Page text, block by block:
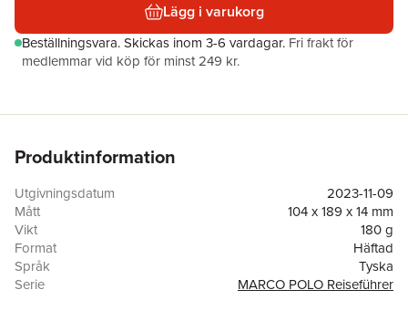
Lägg i varukorg
Beställningsvara.Skickas inom 3-6 vardagar. Fri frakt för
medlemmar vid köp för minst 249 kr.
Produktinformation
Utgivningsdatum
2023-11-09
Mått
104 x 189 x 14 mm
Vikt
180 g
Format
Häftad
Språk
Tyska
Serie
MARCO POLO Reiseführer